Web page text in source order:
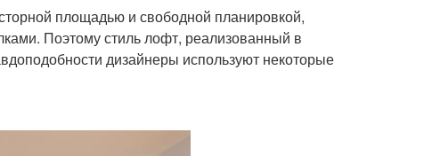
площадью и свободной планировкой,
Поэтому стиль лофт, реализованный в
дизайнеры используют некоторые